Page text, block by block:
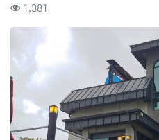
컨텐츠 정보
1,381